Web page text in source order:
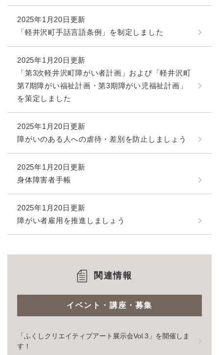
2025年1月20日更新
「軽井沢町手話言語条例」を制定しました
2025年1月20日更新
「第3次軽井沢町障がい者計画」および「軽井沢町
第7期障がい福祉計画・第3期障がい児福祉計画」
を策定しました
2025年1月20日更新
障がいのある人への虐待・差別を防止しましょう
2025年1月20日更新
身体障害者手帳
2025年1月20日更新
障がい者雇用を推進しましょう
関連情報
イベント・講座・募集
「ふくしクリエイティブアート展示会Vol.3」を開催しま
す！